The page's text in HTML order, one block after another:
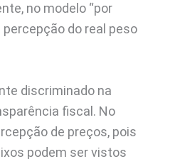
no modelo “por
do real peso
discriminado na
fiscal. No
de preços, pois
podem ser vistos